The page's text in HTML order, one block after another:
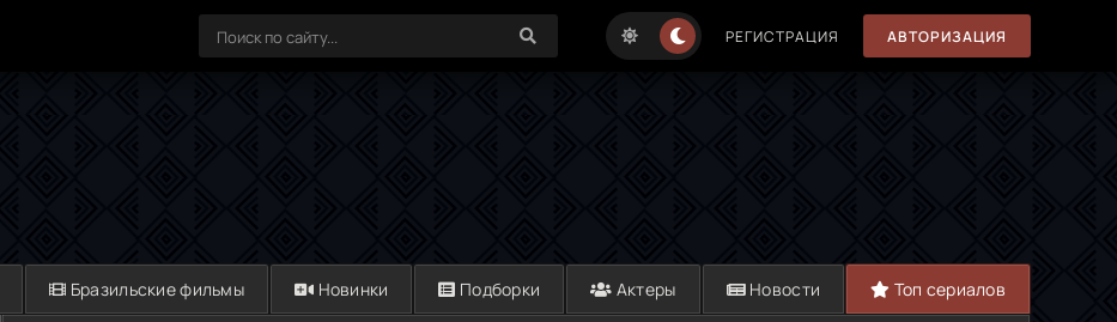
РЕГИСТРАЦИЯ АВТОРИЗАЦИЯ
Бразильские фильмы Новинки Подборки Актеры Новости Топ сериалов